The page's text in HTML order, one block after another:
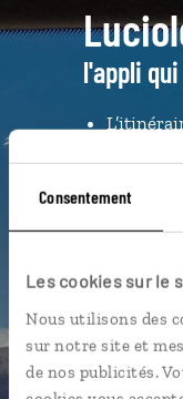
Consentement
Les cookies sur le
Nous utilisons des
sur notre site et
de nos publicités.
l'appli
Notre
Les plus
L'album
vous-